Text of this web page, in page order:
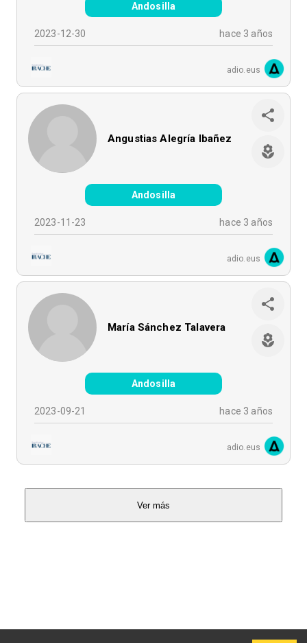
Andosilla
2023-12-30 hace 3 años
adio.eus
Angustias Alegría Ibañez
Andosilla
2023-11-23 hace 3 años
adio.eus
María Sánchez Talavera
Andosilla
2023-09-21 hace 3 años
adio.eus
Ver más